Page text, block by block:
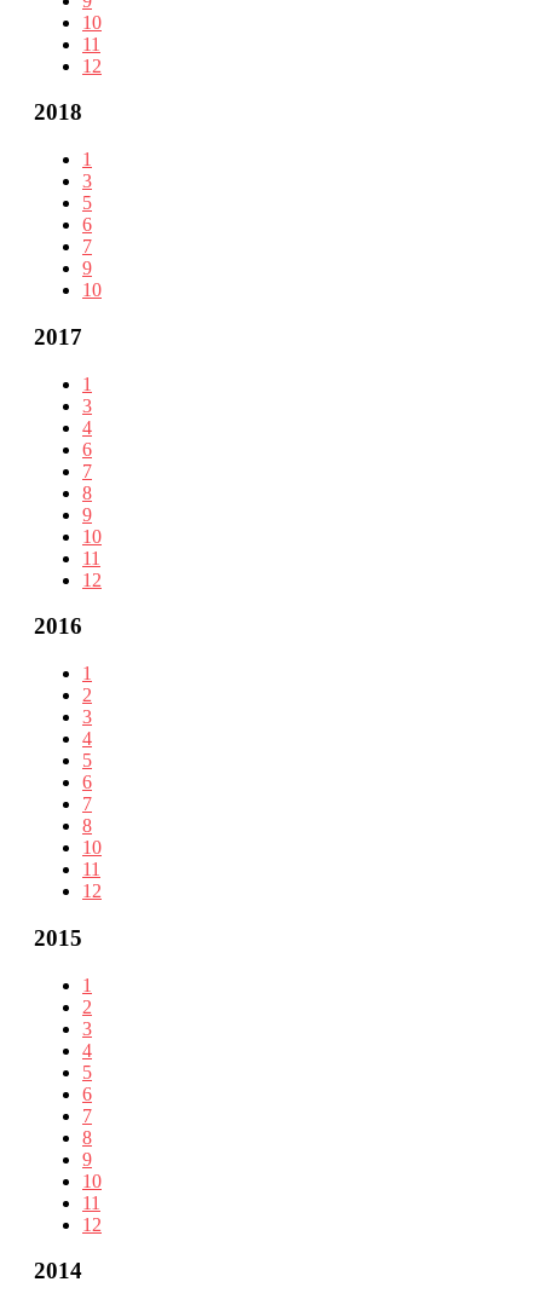
10
11
12
2018
1
3
5
6
7
9
10
2017
1
3
4
6
7
8
9
10
11
12
2016
1
2
3
4
5
6
7
8
10
11
12
2015
1
2
3
4
5
6
7
8
9
10
11
12
2014